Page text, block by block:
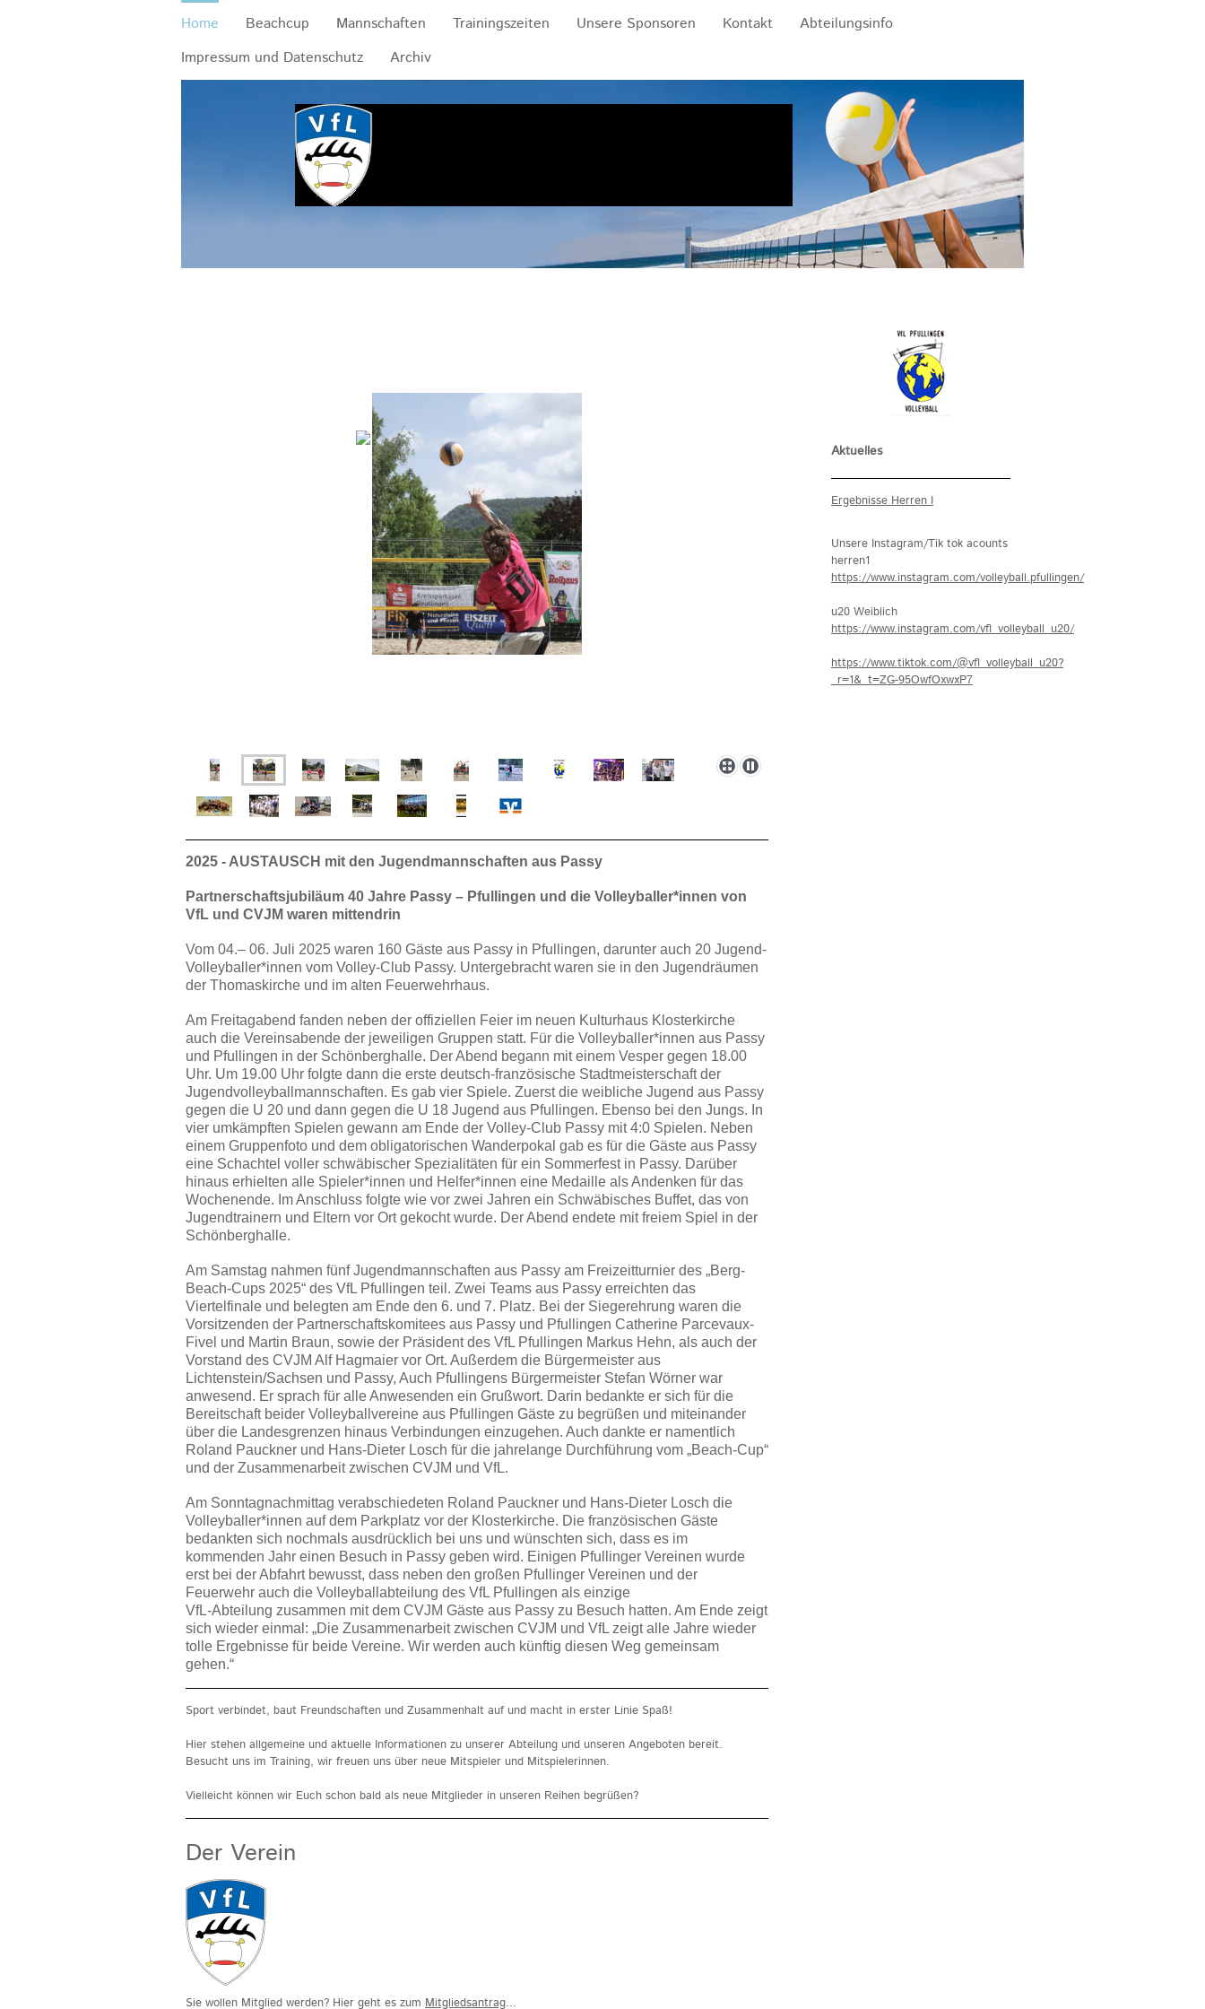
Home Beachcup Mannschaften Trainingszeiten Unsere Sponsoren Kontakt
Abteilungsinfo
Impressum und Datenschutz
Archiv
2025 - AUSTAUSCH mit den Jugendmannschaften aus Passy
Partnerschaftsjubiläum 40 Jahre Passy – Pfullingen und die Volleyballer*innen von
VfL und CVJM waren mittendrin
Vom 04.– 06. Juli 2025 waren 160 Gäste aus Passy in Pfullingen, darunter auch 20 Jugend-
Volleyballer*innen vom Volley-Club Passy. Untergebracht waren sie in den Jugendräumen
der Thomaskirche und im alten Feuerwehrhaus.
Am Freitagabend fanden neben der offiziellen Feier im neuen Kulturhaus Klosterkirche
auch die Vereinsabende der jeweiligen Gruppen statt. Für die Volleyballer*innen aus Passy
und Pfullingen in der Schönberghalle. Der Abend begann mit einem Vesper gegen 18.00
Uhr. Um 19.00 Uhr folgte dann die erste deutsch-französische Stadtmeisterschaft der
Jugendvolleyballmannschaften. Es gab vier Spiele. Zuerst die weibliche Jugend aus Passy
gegen die U 20 und dann gegen die U 18 Jugend aus Pfullingen. Ebenso bei den Jungs. In
vier umkämpften Spielen gewann am Ende der Volley-Club Passy mit 4:0 Spielen. Neben
einem Gruppenfoto und dem obligatorischen Wanderpokal gab es für die Gäste aus Passy
eine Schachtel voller schwäbischer Spezialitäten für ein Sommerfest in Passy. Darüber
hinaus erhielten alle Spieler*innen und Helfer*innen eine Medaille als Andenken für das
Wochenende. Im Anschluss folgte wie vor zwei Jahren ein Schwäbisches Buffet, das von
Jugendtrainern und Eltern vor Ort gekocht wurde. Der Abend endete mit freiem Spiel in der
Schönberghalle.
Am Samstag nahmen fünf Jugendmannschaften aus Passy am Freizeitturnier des „Berg-
Beach-Cups 2025“ des VfL Pfullingen teil. Zwei Teams aus Passy erreichten das
Viertelfinale und belegten am Ende den 6. und 7. Platz. Bei der Siegerehrung waren die
Vorsitzenden der Partnerschaftskomitees aus Passy und Pfullingen Catherine Parcevaux-
Fivel und Martin Braun, sowie der Präsident des VfL Pfullingen Markus Hehn, als auch der
Vorstand des CVJM Alf Hagmaier vor Ort. Außerdem die Bürgermeister aus
Lichtenstein/Sachsen und Passy, Auch Pfullingens Bürgermeister Stefan Wörner war
anwesend. Er sprach für alle Anwesenden ein Grußwort. Darin bedankte er sich für die
Bereitschaft beider Volleyballvereine aus Pfullingen Gäste zu begrüßen und miteinander
über die Landesgrenzen hinaus Verbindungen einzugehen. Auch dankte er namentlich
Roland Pauckner und Hans-Dieter Losch für die jahrelange Durchführung vom „Beach-Cup“
und der Zusammenarbeit zwischen CVJM und VfL.
Am Sonntagnachmittag verabschiedeten Roland Pauckner und Hans-Dieter Losch die
Volleyballer*innen auf dem Parkplatz vor der Klosterkirche. Die französischen Gäste
bedankten sich nochmals ausdrücklich bei uns und wünschten sich, dass es im
kommenden Jahr einen Besuch in Passy geben wird. Einigen Pfullinger Vereinen wurde
erst bei der Abfahrt bewusst, dass neben den großen Pfullinger Vereinen und der
Feuerwehr auch die Volleyballabteilung des VfL Pfullingen als einzige
VfL-Abteilung zusammen mit dem CVJM Gäste aus Passy zu Besuch hatten. Am Ende zeigt
sich wieder einmal: „Die Zusammenarbeit zwischen CVJM und VfL zeigt alle Jahre wieder
tolle Ergebnisse für beide Vereine. Wir werden auch künftig diesen Weg gemeinsam
gehen.“
Sport verbindet, baut Freundschaften und Zusammenhalt auf und macht in erster Linie Spaß!
Hier stehen allgemeine und aktuelle Informationen zu unserer Abteilung und unseren Angeboten bereit.
Besucht uns im Training, wir freuen uns über neue Mitspieler und Mitspielerinnen.
Vielleicht können wir Euch schon bald als neue Mitglieder in unseren Reihen begrüßen?
Der Verein
Sie wollen Mitglied werden? Hier geht es zum Mitgliedsantrag...
Aktuelles
Ergebnisse Herren I
Unsere Instagram/Tik tok acounts
herren1
https://www.instagram.com/volleyball.pfullingen/
u20 Weiblich
https://www.instagram.com/vfl_volleyball_u20/
https://www.tiktok.com/@vfl_volleyball_u20?
_r=1&_t=ZG-95OwfOxwxP7